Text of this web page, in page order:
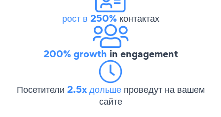
рост в 250%контактах
200% growth in engagement
Посетители 2.5x дольше проведут на вашем
сайте